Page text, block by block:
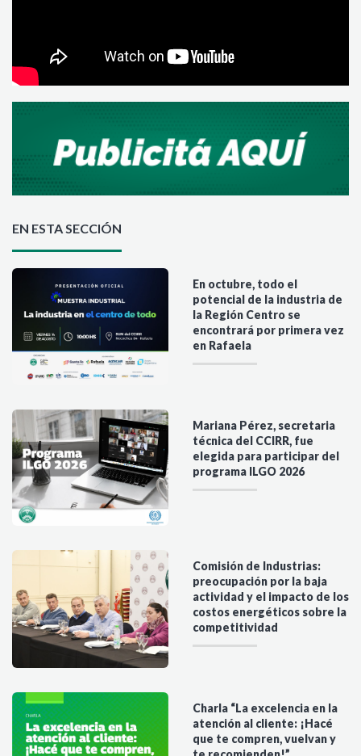
EN ESTA SECCIÓN
En octubre, todo el
potencial de la industria de
la Región Centro se
encontrará por primera vez
en Rafaela
Mariana Pérez, secretaria
técnica del CCIRR, fue
elegida para participar del
programa ILGO 2026
Comisión de Industrias:
preocupación por la baja
actividad y el impacto de los
costos energéticos sobre la
competitividad
Charla “La excelencia en la
atención al cliente: ¡Hacé
que te compren, vuelvan y